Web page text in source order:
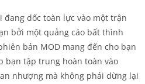
đang dốc toàn lực vào một trận
bởi một quảng cáo bất thình
bản MOD mang đến cho bạn
bạn tập trung hoàn toàn vào
nhượng mà không phải dừng lại